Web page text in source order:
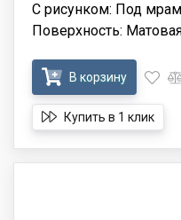
С рисунком: Под
Поверхность:
В корзину
Купить в 1 клик